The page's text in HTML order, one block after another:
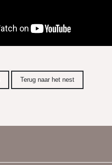
Terug naar het nest